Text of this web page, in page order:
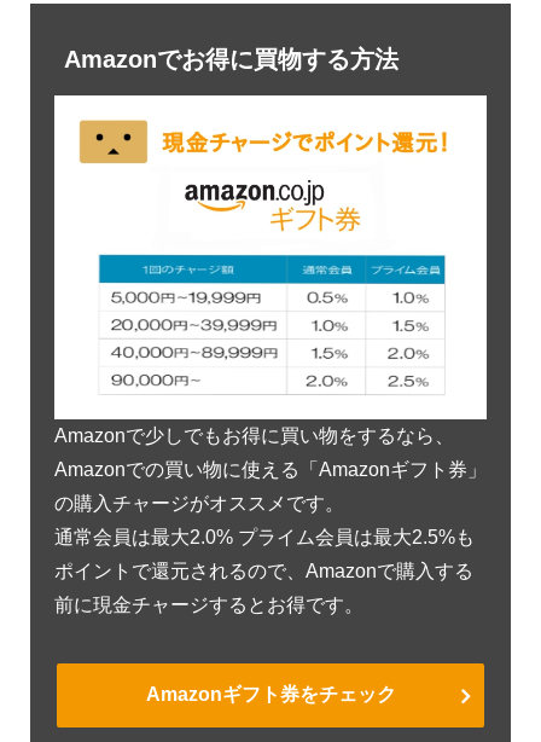
Amazonでお得に買物する方法
Amazonで少しでもお得に買い物をするなら、
Amazonでの買い物に使える「Amazonギフト券」
の購入チャージがオススメです。
通常会員は最大2.0% プライム会員は最大2.5%も
ポイントで還元されるので、Amazonで購入する
前に現金チャージするとお得です。
Amazonギフト券をチェック